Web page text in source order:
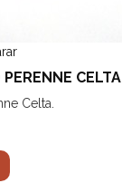
CELTA
Celta.